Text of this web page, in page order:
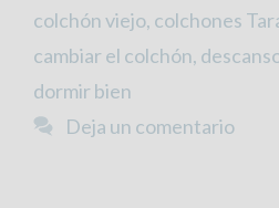
colchón viejo, colchones
cambiar el colchón,
dormir bien
Deja un comentario